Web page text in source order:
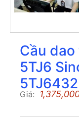
Cầu
5TJ6
Giá: